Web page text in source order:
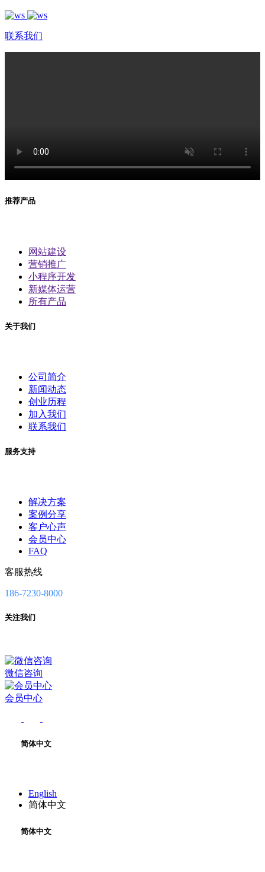
联系我们
推荐产品
网站建设
营销推广
小程序开发
新媒体运营
所有产品
关于我们
公司简介
新闻动态
创业历程
加入我们
联系我们
服务支持
解决方案
案例分享
客户心声
会员中心
FAQ
客服热线
186-7230-8000
关注我们
微信咨询
会员中心
简体中文
English
简体中文
简体中文